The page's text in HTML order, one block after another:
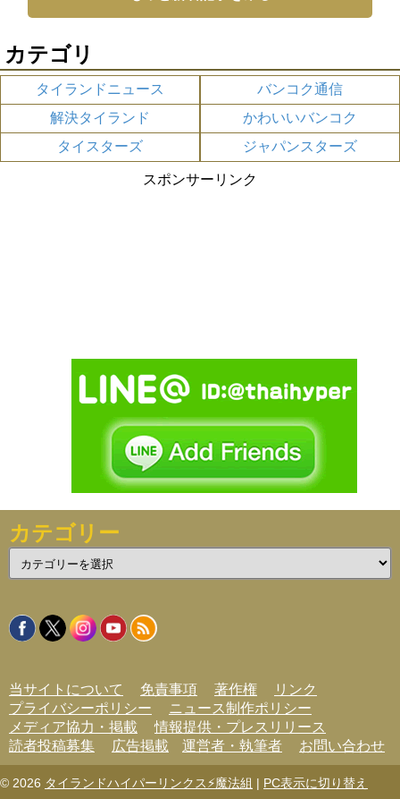
カテゴリ
タイランドニュース
バンコク通信
解決タイランド
かわいいバンコク
タイスターズ
ジャパンスターズ
スポンサーリンク
カテゴリー
テ
リ
ー
当サイトについて 免責事項 著作権
リンク
プライバシーポリシー
ニュース制作ポリシー
メディア協力・掲載
情報提供・プレスリリース
読者投稿募集
広告掲載 運営者・執筆者 お問い合わせ
© 2026 タイランドハイパーリンクス⚡魔法組 | PC表示に切り替え